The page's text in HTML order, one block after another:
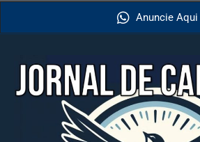
Anuncie Aqui